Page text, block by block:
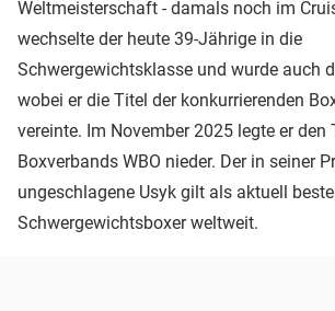
Weltmeisterschaft - damals noch im
wechselte der heute 39-Jährige in die
Schwergewichtsklasse und wurde auch
wobei er die Titel der konkurrierenden
vereinte. Im November 2025 legte er den
Boxverbands WBO nieder. Der in seiner
ungeschlagene Usyk gilt als aktuell
Schwergewichtsboxer weltweit.